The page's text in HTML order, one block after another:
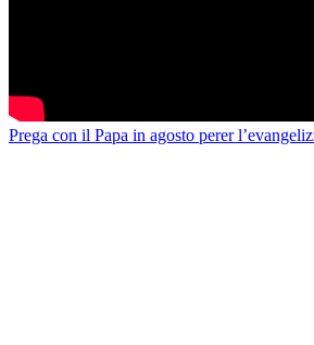
Prega con il Papa in agosto perer